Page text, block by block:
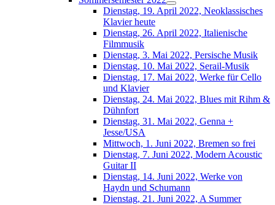
Dienstag, 19. April 2022, Neoklassisches
Klavier heute
Dienstag, 26. April 2022, Italienische
Filmmusik
Dienstag, 3. Mai 2022, Persische Musik
Dienstag, 10. Mai 2022, Serail-Musik
Dienstag, 17. Mai 2022, Werke für Cello
und Klavier
Dienstag, 24. Mai 2022, Blues mit Rihm &
Dühnfort
Dienstag, 31. Mai 2022, Genna +
Jesse/USA
Mittwoch, 1. Juni 2022, Bremen so frei
Dienstag, 7. Juni 2022, Modern Acoustic
Guitar II
Dienstag, 14. Juni 2022, Werke von
Haydn und Schumann
Dienstag, 21. Juni 2022, A Summer